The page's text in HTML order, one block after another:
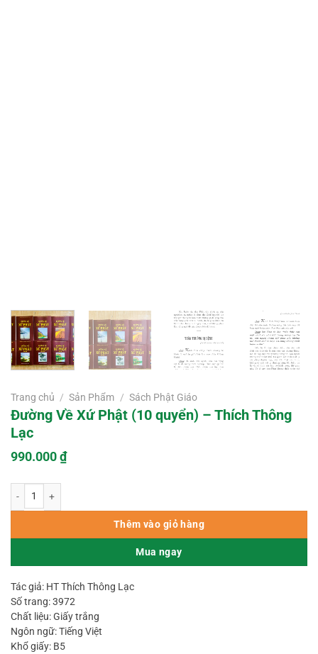
Trang chủ / Sản Phẩm / Sách Phật Giáo
Đường Về Xứ Phật (10 quyển) – Thích Thông
Lạc
990.000₫
Thêm vào giỏ hàng
Mua ngay
Tác giả: HT Thích Thông Lạc
Số trang: 3972
Chất liệu: Giấy trắng
Ngôn ngữ: Tiếng Việt
Khổ giấy: B5